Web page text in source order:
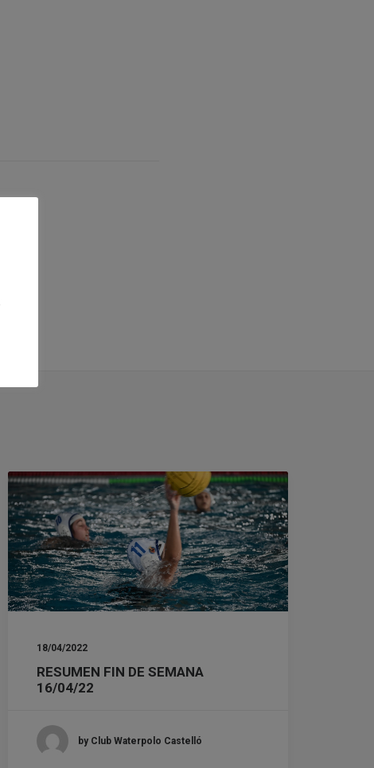
18/04/2022
RESUMEN FIN DE SEMANA
16/04/22
by Club Waterpolo Castelló